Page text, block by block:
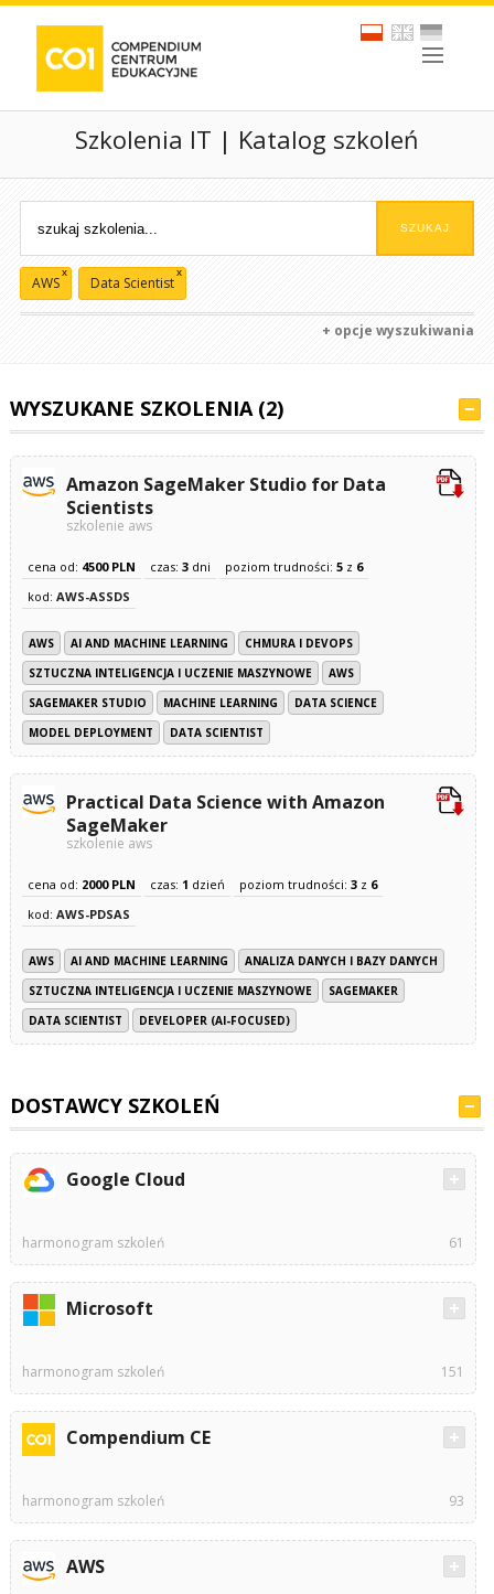
Szkolenia IT | Katalog szkoleń
AWS
x
Data Scientist
x
+ opcje wyszukiwania
WYSZUKANE SZKOLENIA (2)
Amazon SageMaker Studio for Data
Scientists
szkolenie aws
cena od: 4500 PLN czas: 3dni poziom trudności: 5z 6
kod: AWS-ASSDS
AWS AI AND MACHINE LEARNING
CHMURA I DEVOPS
SZTUCZNA INTELIGENCJA I UCZENIE MASZYNOWE
AWS
SAGEMAKER STUDIO
MACHINE LEARNING
DATA SCIENCE
MODEL DEPLOYMENT
DATA SCIENTIST
Practical Data Science with Amazon
SageMaker
szkolenie aws
cena od: 2000 PLN czas: 1 dzień poziom trudności: 3z 6
kod: AWS-PDSAS
AWS AI AND MACHINE LEARNING
ANALIZA DANYCH I BAZY DANYCH
SZTUCZNA INTELIGENCJA I UCZENIE MASZYNOWE
SAGEMAKER
DATA SCIENTIST
DEVELOPER (AI-FOCUSED)
DOSTAWCY SZKOLEŃ
Google Cloud
harmonogram szkoleń 61
Microsoft
harmonogram szkoleń 151
Compendium CE
harmonogram szkoleń 93
AWS